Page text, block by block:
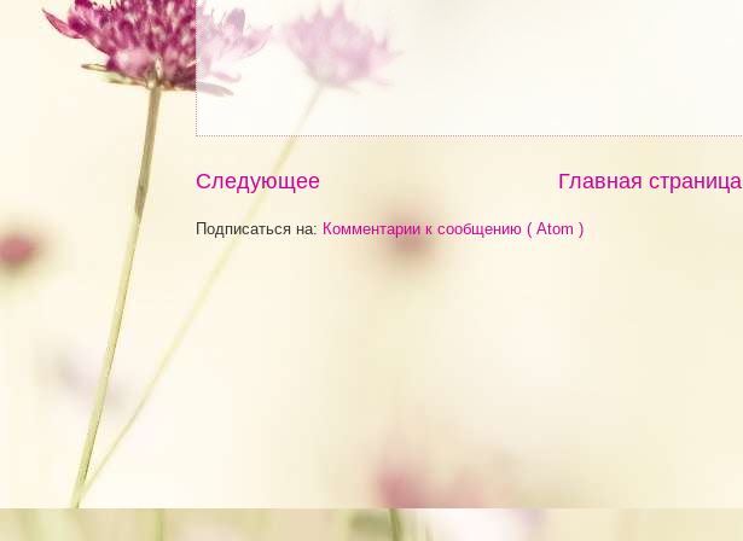
Следующее Главная страница
Подписаться на: Комментарии к сообщению ( Atom )